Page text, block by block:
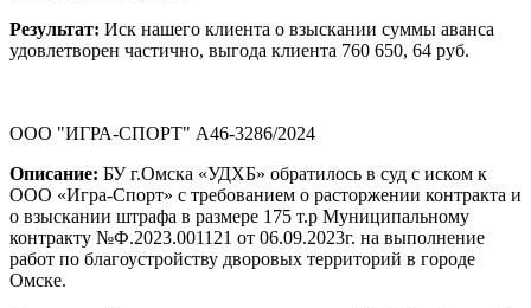
Результат: Иск нашего клиента о взыскании суммы аванса
удовлетворен частично, выгода клиента 760 650, 64 руб.
ООО "ИГРА-СПОРТ" А46-3286/2024
Описание: БУ г.Омска «УДХБ» обратилось в суд с иском к
ООО «Игра-Спорт» с требованием о расторжении контракта и
о взыскании штрафа в размере 175 т.р Муниципальному
контракту №Ф.2023.001121 от 06.09.2023г. на выполнение
работ по благоустройству дворовых территорий в городе
Омске.